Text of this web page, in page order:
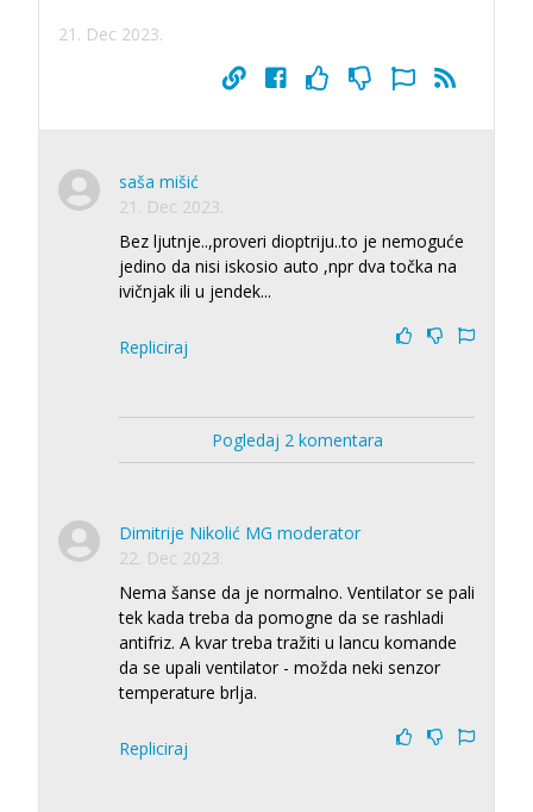
21. Dec 2023.
saša mišić
21. Dec 2023.
Bez ljutnje..,proveri dioptriju..to je nemoguće
jedino da nisi iskosio auto ,npr dva točka na
ivičnjak ili u jendek...
Repliciraj
Pogledaj 2 komentara
Dimitrije Nikolić MG moderator
22. Dec 2023.
Nema šanse da je normalno. Ventilator se pali
tek kada treba da pomogne da se rashladi
antifriz. A kvar treba tražiti u lancu komande
da se upali ventilator - možda neki senzor
temperature brlja.
Repliciraj